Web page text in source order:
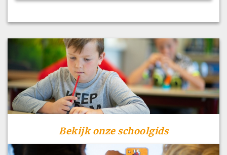
Bekijk onze schoolgids